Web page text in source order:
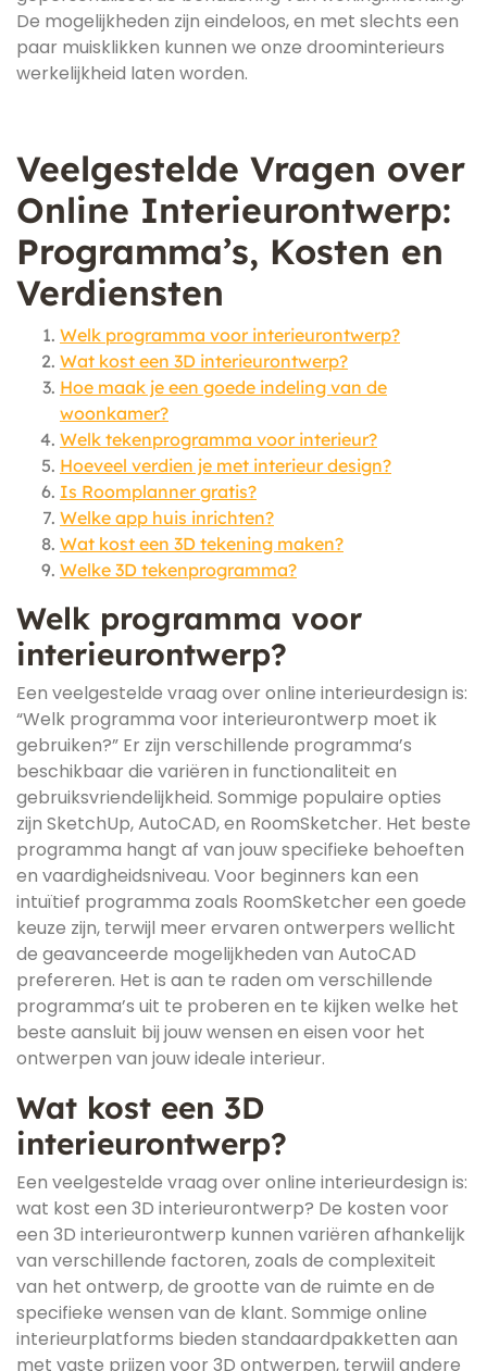
De mogelijkheden zijn eindeloos, en met slechts een
paar muisklikken kunnen we onze droominterieurs
werkelijkheid laten worden.
Veelgestelde Vragen over
Online Interieurontwerp:
Programma’s, Kosten en
Verdiensten
Welk programma voor interieurontwerp?
Wat kost een 3D interieurontwerp?
Hoe maak je een goede indeling van de
woonkamer?
Welk tekenprogramma voor interieur?
Hoeveel verdien je met interieur design?
Is Roomplanner gratis?
Welke app huis inrichten?
Wat kost een 3D tekening maken?
Welke 3D tekenprogramma?
Welk programma voor
interieurontwerp?
Een veelgestelde vraag over online interieurdesign is:
“Welk programma voor interieurontwerp moet ik
gebruiken?” Er zijn verschillende programma’s
beschikbaar die variëren in functionaliteit en
gebruiksvriendelijkheid. Sommige populaire opties
zijn SketchUp, AutoCAD, en RoomSketcher. Het beste
programma hangt af van jouw specifieke behoeften
en vaardigheidsniveau. Voor beginners kan een
intuïtief programma zoals RoomSketcher een goede
keuze zijn, terwijl meer ervaren ontwerpers wellicht
de geavanceerde mogelijkheden van AutoCAD
prefereren. Het is aan te raden om verschillende
programma’s uit te proberen en te kijken welke het
beste aansluit bij jouw wensen en eisen voor het
ontwerpen van jouw ideale interieur.
Wat kost een 3D
interieurontwerp?
Een veelgestelde vraag over online interieurdesign is:
wat kost een 3D interieurontwerp? De kosten voor
een 3D interieurontwerp kunnen variëren afhankelijk
van verschillende factoren, zoals de complexiteit
van het ontwerp, de grootte van de ruimte en de
specifieke wensen van de klant. Sommige online
interieurplatforms bieden standaardpakketten aan
met vaste prijzen voor 3D ontwerpen, terwijl andere